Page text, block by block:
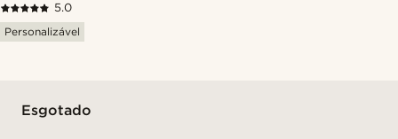
5.0
Personalizável
Esgotado